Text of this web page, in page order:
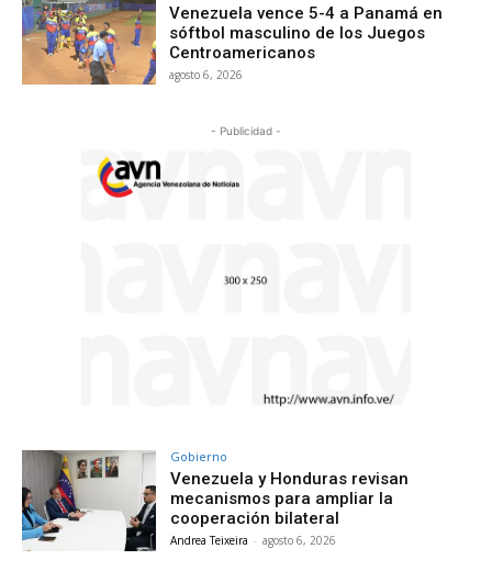
Venezuela vence 5-4 a Panamá en
sóftbol masculino de los Juegos
Centroamericanos
agosto 6, 2026
- Publicidad -
Gobierno
Venezuela y Honduras revisan
mecanismos para ampliar la
cooperación bilateral
Andrea Teixeira - agosto 6, 2026